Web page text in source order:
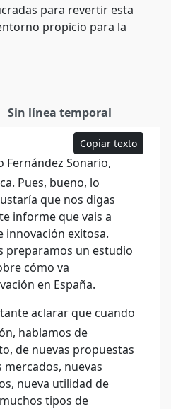
para revertir esta
propicio para la
Sin línea temporal
Copiar texto
Fernández Sonario,
Pues, bueno, lo
que nos digas
informe que vais a
innovación exitosa.
preparamos un estudio
cómo va
en España.
aclarar que cuando
hablamos de
de nuevas propuestas
mercados, nuevas
nueva utilidad de
tipos de